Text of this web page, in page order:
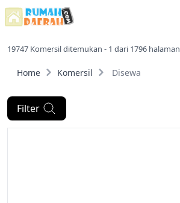
19747 Komersil ditemukan - 1 dari 1796 halaman
Home Komersil Disewa
Filter